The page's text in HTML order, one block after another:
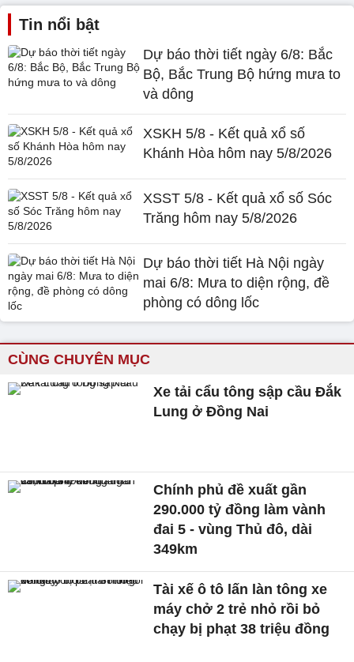
Tin nổi bật
Dự báo thời tiết ngày 6/8: Bắc
Bộ, Bắc Trung Bộ hứng mưa to
và dông
XSKH 5/8 - Kết quả xổ số
Khánh Hòa hôm nay 5/8/2026
XSST 5/8 - Kết quả xổ số Sóc
Trăng hôm nay 5/8/2026
Dự báo thời tiết Hà Nội ngày
mai 6/8: Mưa to diện rộng, đề
phòng có dông lốc
CÙNG CHUYÊN MỤC
Xe tải cẩu tông sập cầu Đắk
Lung ở Đồng Nai
Chính phủ đề xuất gần
290.000 tỷ đồng làm vành
đai 5 - vùng Thủ đô, dài
349km
Tài xế ô tô lấn làn tông xe
máy chở 2 trẻ nhỏ rồi bỏ
chạy bị phạt 38 triệu đồng